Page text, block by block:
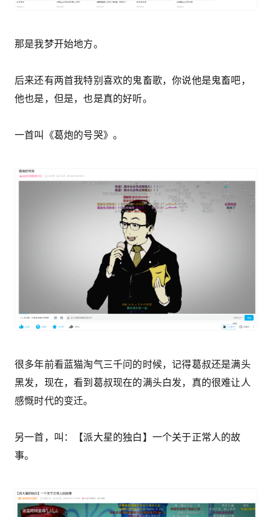
那是我梦开始地方。
后来还有两首我特别喜欢的鬼畜歌，你说他是鬼畜吧，
他也是，但是，也是真的好听。
一首叫《葛炮的号哭》。
很多年前看蓝猫淘气三千问的时候，记得葛叔还是满头
黑发，现在，看到葛叔现在的满头白发，真的很难让人
感慨时代的变迁。
另一首，叫：【派大星的独白】一个关于正常人的故
事。